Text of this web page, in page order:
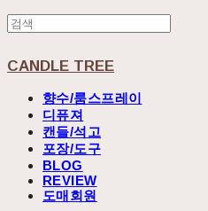
CANDLE TREE
향수/룸스프레이
디퓨져
캔들/석고
포장/도구
BLOG
REVIEW
도매회원